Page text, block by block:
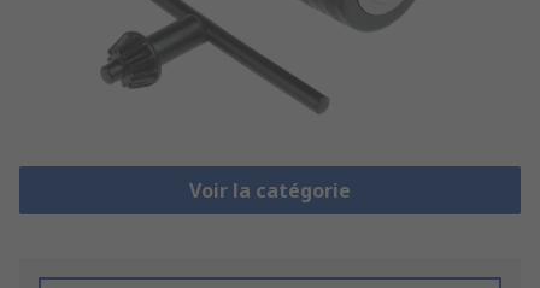
Voir la catégorie